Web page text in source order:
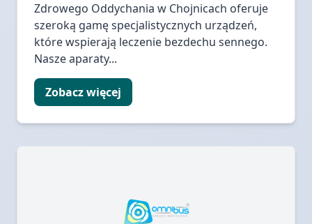
Zdrowego Oddychania w Chojnicach oferuje
szeroką gamę specjalistycznych urządzeń,
które wspierają leczenie bezdechu sennego.
Nasze aparaty...
Zobacz więcej